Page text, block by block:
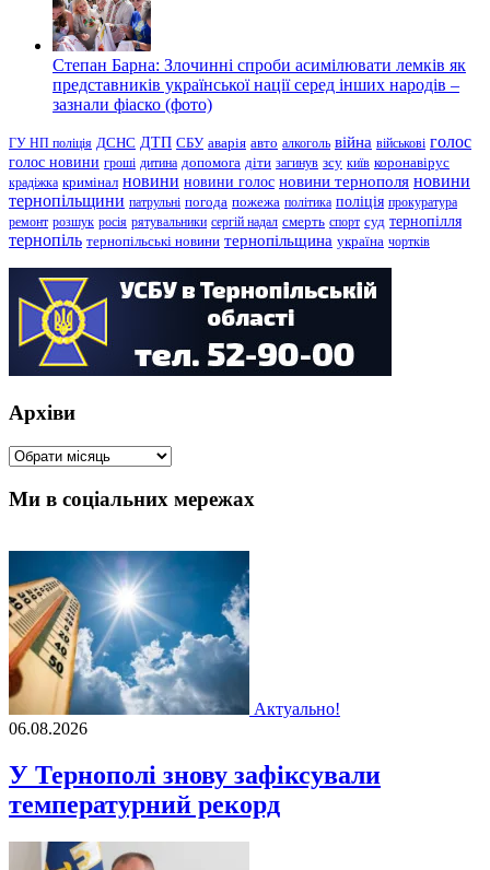
Степан Барна: Злочинні спроби асимілювати лемків як
представників української нації серед інших народів –
зазнали фіаско (фото)
ГУ НП поліція ДСНС ДТП СБУ аварія авто алкоголь війна військові голос
голос новини гроші дитина допомога діти загинув зсу київ коронавірус
крадіжка кримінал новини новини голос новини тернополя новини
тернопільщини патрульні погода пожежа політика поліція прокуратура
ремонт розшук росія рятувальники сергій надал смерть спорт суд тернопілля
тернопіль тернопільські новини тернопільщина україна чортків
Архіви
Архіви
Ми в соціальних мережах
Актуально!
06.08.2026
У Тернополі знову зафіксували
температурний рекорд